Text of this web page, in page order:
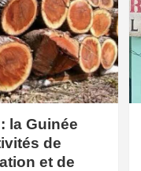
la Guinée
de
et de